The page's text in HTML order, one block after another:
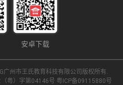
安卓下载
州市王氏教育科技有限公司版权所有.
粤）字第04146号 粤ICP备09115880号